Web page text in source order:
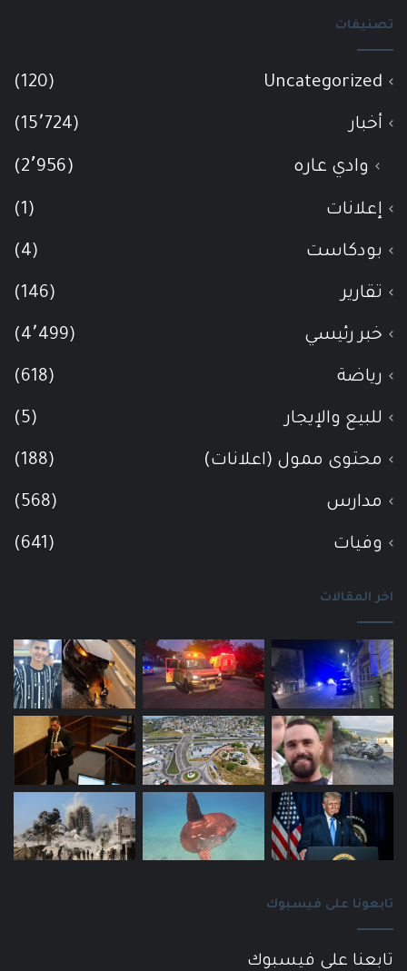
تصنيفات
Uncategorized
(120)
أخبار (15٬724)
وادي عاره (2٬956)
إعلانات (1)
بودكاست (4)
تقارير (146)
خبر رئيسي (4٬499)
رياضة (618)
للبيع والإيجار (5)
محتوى ممول (اعلانات) (188)
مدارس (568)
وفيات (641)
اخر المقالات
تابعونا على فيسبوك
تابعنا على فيسبوك